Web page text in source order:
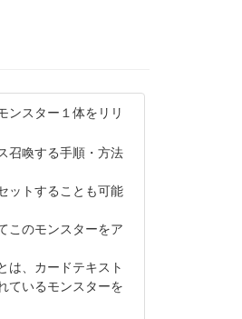
ンスター１体をリリ
召喚する手順・方法
ットすることも可能
このモンスターをア
は、カードテキスト
ているモンスターを